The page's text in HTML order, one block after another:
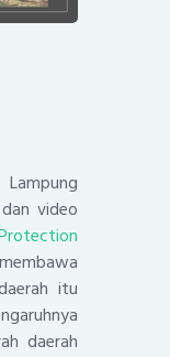
video
itu
daerah